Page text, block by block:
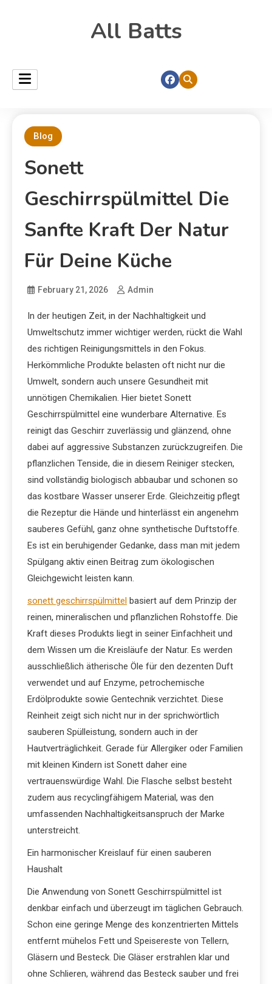
All Batts
Blog
Sonett
Geschirrspülmittel Die
Sanfte Kraft Der Natur
Für Deine Küche
February 21, 2026 Admin
In der heutigen Zeit, in der Nachhaltigkeit und
Umweltschutz immer wichtiger werden, rückt die Wahl
des richtigen Reinigungsmittels in den Fokus.
Herkömmliche Produkte belasten oft nicht nur die
Umwelt, sondern auch unsere Gesundheit mit
unnötigen Chemikalien. Hier bietet Sonett
Geschirrspülmittel eine wunderbare Alternative. Es
reinigt das Geschirr zuverlässig und glänzend, ohne
dabei auf aggressive Substanzen zurückzugreifen. Die
pflanzlichen Tenside, die in diesem Reiniger stecken,
sind vollständig biologisch abbaubar und schonen so
das kostbare Wasser unserer Erde. Gleichzeitig pflegt
die Rezeptur die Hände und hinterlässt ein angenehm
sauberes Gefühl, ganz ohne synthetische Duftstoffe.
Es ist ein beruhigender Gedanke, dass man mit jedem
Spülgang aktiv einen Beitrag zum ökologischen
Gleichgewicht leisten kann.
sonett geschirrspülmittel basiert auf dem Prinzip der
reinen, mineralischen und pflanzlichen Rohstoffe. Die
Kraft dieses Produkts liegt in seiner Einfachheit und
dem Wissen um die Kreisläufe der Natur. Es werden
ausschließlich ätherische Öle für den dezenten Duft
verwendet und auf Enzyme, petrochemische
Erdölprodukte sowie Gentechnik verzichtet. Diese
Reinheit zeigt sich nicht nur in der sprichwörtlich
sauberen Spülleistung, sondern auch in der
Hautverträglichkeit. Gerade für Allergiker oder Familien
mit kleinen Kindern ist Sonett daher eine
vertrauenswürdige Wahl. Die Flasche selbst besteht
zudem aus recyclingfähigem Material, was den
umfassenden Nachhaltigkeitsanspruch der Marke
unterstreicht.
Ein harmonischer Kreislauf für einen sauberen
Haushalt
Die Anwendung von Sonett Geschirrspülmittel ist
denkbar einfach und überzeugt im täglichen Gebrauch.
Schon eine geringe Menge des konzentrierten Mittels
entfernt mühelos Fett und Speisereste von Tellern,
Gläsern und Besteck. Die Gläser erstrahlen klar und
ohne Schlieren, während das Besteck sauber und frei